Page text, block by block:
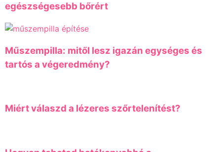
egészségesebb bőrért
Műszempilla: mitől lesz igazán egységes és
tartós a végeredmény?
Miért válaszd a lézeres szőrtelenítést?